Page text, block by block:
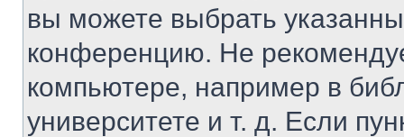
вы можете выбрать
конференцию. Не
компьютере, например в
университете и т. д. Если